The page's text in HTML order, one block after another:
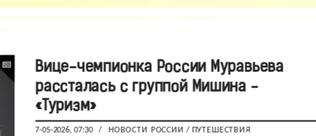
Вице-чемпионка России Муравьева
рассталась с группой Мишина -
«Туризм»
7-05-2026, 07:30 / НОВОСТИ РОССИИ / ПУТЕШЕСТВИЯ